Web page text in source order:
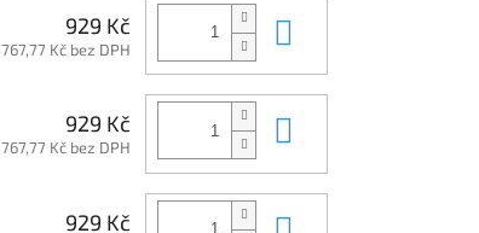
929 Kč
767,77 Kč bez DPH
929 Kč
767,77 Kč bez DPH
929 Kč